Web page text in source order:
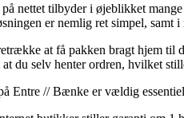
nettet tilbyder i øjeblikket
er nemlig ret simpel,
at få pakken bragt hjem til
du selv henter ordren, hvilket
Entre // Bænke er vældig